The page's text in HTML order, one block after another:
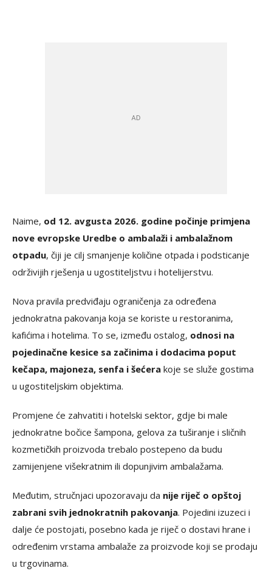
Naime, od 12. avgusta 2026. godine počinje primjena
nove evropske Uredbe o ambalaži i ambalažnom
otpadu, čiji je cilj smanjenje količine otpada i podsticanje
održivijih rješenja u ugostiteljstvu i hotelijerstvu.
Nova pravila predviđaju ograničenja za određena
jednokratna pakovanja koja se koriste u restoranima,
kafićima i hotelima. To se, između ostalog, odnosi na
pojedinačne kesice sa začinima i dodacima poput
kečapa, majoneza, senfa i šećera koje se služe gostima
u ugostiteljskim objektima.
Promjene će zahvatiti i hotelski sektor, gdje bi male
jednokratne bočice šampona, gelova za tuširanje i sličnih
kozmetičkih proizvoda trebalo postepeno da budu
zamijenjene višekratnim ili dopunjivim ambalažama.
Međutim, stručnjaci upozoravaju da nije riječ o opštoj
zabrani svih jednokratnih pakovanja. Pojedini izuzeci i
dalje će postojati, posebno kada je riječ o dostavi hrane i
određenim vrstama ambalaže za proizvode koji se prodaju
u trgovinama.